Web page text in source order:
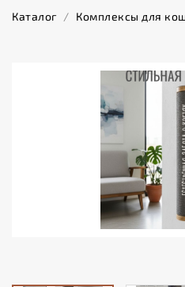
Каталог / Комплексы для